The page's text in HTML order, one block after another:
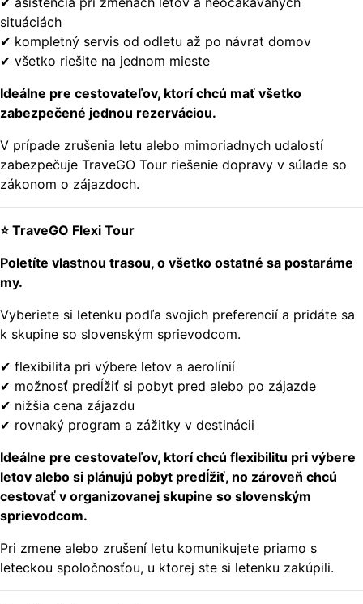
situáciách
✔ kompletný servis od odletu až po návrat domov
✔ všetko riešite na jednom mieste
Ideálne pre cestovateľov, ktorí chcú mať všetko
zabezpečené jednou rezerváciou.
V prípade zrušenia letu alebo mimoriadnych udalostí
zabezpečuje TraveGO Tour riešenie dopravy v súlade so
zákonom o zájazdoch.
⭐ TraveGO Flexi Tour
Poletíte vlastnou trasou, o všetko ostatné sa postaráme
my.
Vyberiete si letenku podľa svojich preferencií a pridáte sa
k skupine so slovenským sprievodcom.
✔ flexibilita pri výbere letov a aerolínií
✔ možnosť predĺžiť si pobyt pred alebo po zájazde
✔ nižšia cena zájazdu
✔ rovnaký program a zážitky v destinácii
Ideálne pre cestovateľov, ktorí chcú flexibilitu pri výbere
letov alebo si plánujú pobyt predĺžiť, no zároveň chcú
cestovať v organizovanej skupine so slovenským
sprievodcom.
Pri zmene alebo zrušení letu komunikujete priamo s
leteckou spoločnosťou, u ktorej ste si letenku zakúpili.